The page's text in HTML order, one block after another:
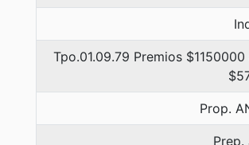
Tpo.01.09.79 Premios
Prop.
Prep.